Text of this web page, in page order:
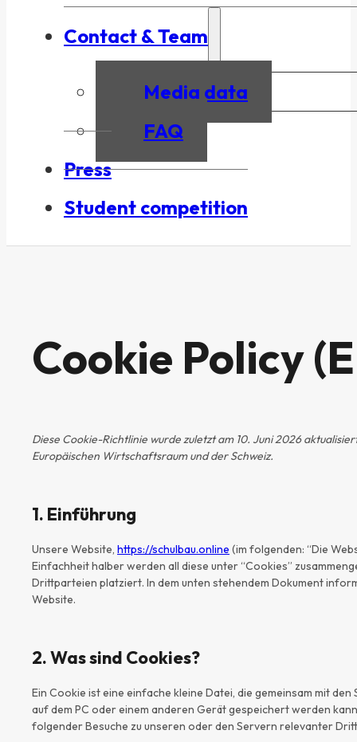
Contact & Team
Media data
FAQ
Press
Student competition
Cookie Policy
Diese Cookie-Richtlinie wurde zuletzt am 10. Juni 2026
Europäischen Wirtschaftsraum und der Schweiz.
1. Einführung
Unsere Website, https://schulbau.online (im folgenden: “Die
Einfachheit halber werden all diese unter “Cookies”
Drittparteien platziert. In dem unten stehendem Dokument
Website.
2. Was sind Cookies?
Ein Cookie ist eine einfache kleine Datei, die gemeinsam mit
auf dem PC oder einem anderen Gerät gespeichert werden
folgender Besuche zu unseren oder den Servern relevanter